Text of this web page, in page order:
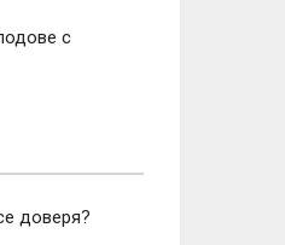
с
доверя?